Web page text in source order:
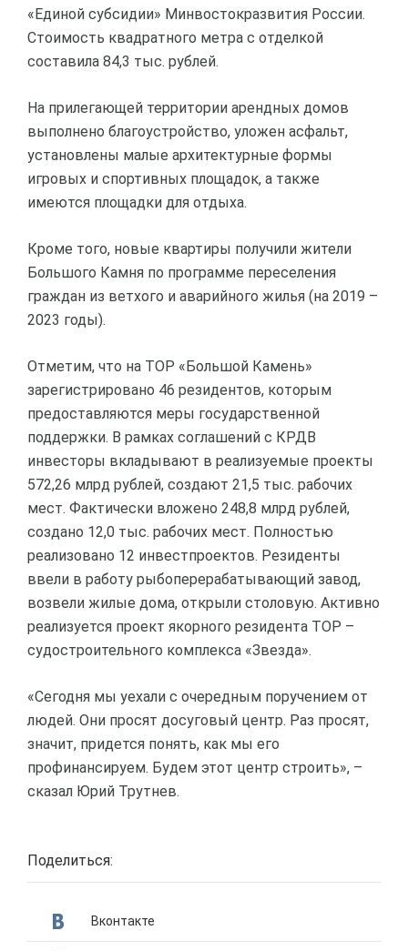
«Единой субсидии» Минвостокразвития России.
Стоимость квадратного метра с отделкой
составила 84,3 тыс. рублей.
На прилегающей территории арендных домов
выполнено благоустройство, уложен асфальт,
установлены малые архитектурные формы
игровых и спортивных площадок, а также
имеются площадки для отдыха.
Кроме того, новые квартиры получили жители
Большого Камня по программе переселения
граждан из ветхого и аварийного жилья (на 2019 –
2023 годы).
Отметим, что на ТОР «Большой Камень»
зарегистрировано 46 резидентов, которым
предоставляются меры государственной
поддержки. В рамках соглашений с КРДВ
инвесторы вкладывают в реализуемые проекты
572,26 млрд рублей, создают 21,5 тыс. рабочих
мест. Фактически вложено 248,8 млрд рублей,
создано 12,0 тыс. рабочих мест. Полностью
реализовано 12 инвестпроектов. Резиденты
ввели в работу рыбоперерабатывающий завод,
возвели жилые дома, открыли столовую. Активно
реализуется проект якорного резидента ТОР –
судостроительного комплекса «Звезда».
«Сегодня мы уехали с очередным поручением от
людей. Они просят досуговый центр. Раз просят,
значит, придется понять, как мы его
профинансируем. Будем этот центр строить», –
сказал Юрий Трутнев.
Поделиться:
Вконтакте